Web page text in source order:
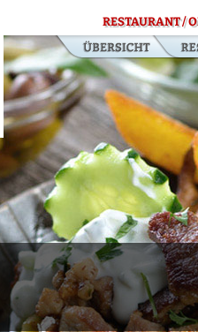
RESTAURANT /